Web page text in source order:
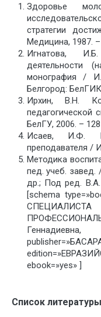
Здоровье
стратегии
Медицина, 1987. –
Игнатова,
деятельности
монография /
Белгород:
Ирхин, В.Н.
педагогической
БелГУ, 2006. – 128
Исаев, И.Ф.
преподавателя /
Методика
пед. учеб. завед.
др.; Под ред.
[schema
ebook=»yes» ]
Список